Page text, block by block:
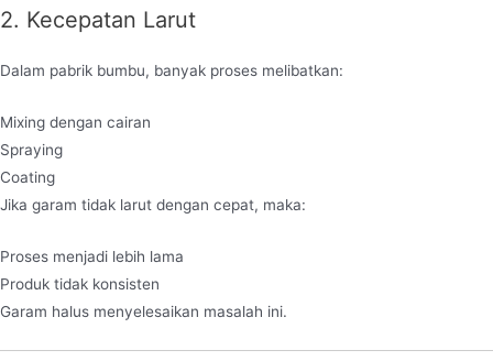
2. Kecepatan Larut
Dalam pabrik bumbu, banyak proses melibatkan:
Mixing dengan cairan
Spraying
Coating
Jika garam tidak larut dengan cepat, maka:
Proses menjadi lebih lama
Produk tidak konsisten
Garam halus menyelesaikan masalah ini.